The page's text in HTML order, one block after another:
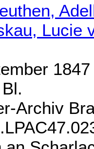
Lucie
Archiv